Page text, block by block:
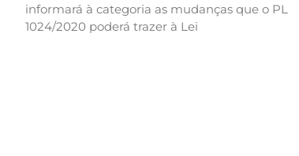
informará à categoria as mudanças que o PL
1024/2020 poderá trazer à Lei